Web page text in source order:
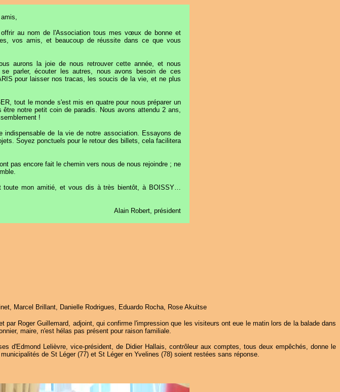
au nom de l'Association tous mes vœux de bonne et
vos amis, et beaucoup de réussite dans ce que vous
aurons la joie de nous retrouver cette année, et nous
parler, écouter les autres, nous avons besoin de ces
pour laisser nos tracas, les soucis de la vie, et ne plus
tout le monde s'est mis en quatre pour nous préparer un
notre petit coin de paradis. Nous avons attendu 2 ans,
!
indispensable de la vie de notre association. Essayons de
Soyez ponctuels pour le retour des billets, cela facilitera
pas encore fait le chemin vers nous de nous rejoindre ; ne
mon amitié, et vous dis à très bientôt, à BOISSY…
Alain Robert, président
Marcel Brillant, Danielle Rodrigues, Eduardo Rocha, Rose Akuitse
Roger Guillemard, adjoint, qui confirme l'impression que les visiteurs ont eue le matin lors de la balade dans
maire, n'est hélas pas présent pour raison familiale.
Lelièvre, vice-président, de Didier Hallais, contrôleur aux comptes, tous deux empêchés, donne le
de St Léger (77) et St Léger en Yvelines (78) soient restées sans réponse.